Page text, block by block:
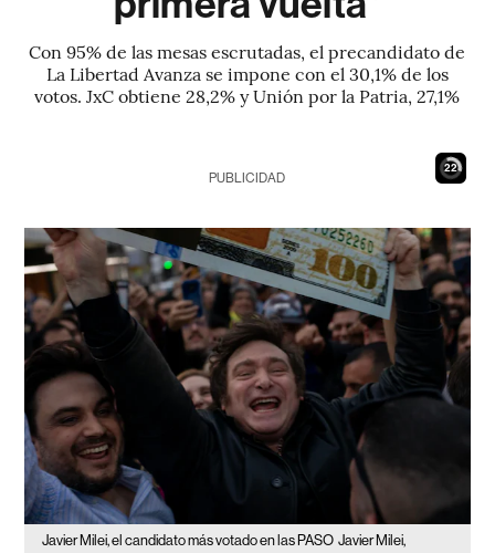
Con 95% de las mesas escrutadas, el precandidato de
La Libertad Avanza se impone con el 30,1% de los
votos. JxC obtiene 28,2% y Unión por la Patria, 27,1%
21
PUBLICIDAD
Javier Milei, el candidato más votado en las PASO Javier Milei,